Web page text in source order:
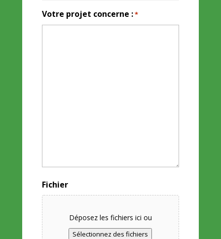
Votre projet concerne :*
Fichier
Déposez les fichiers ici ou
Sélectionnez des fichiers